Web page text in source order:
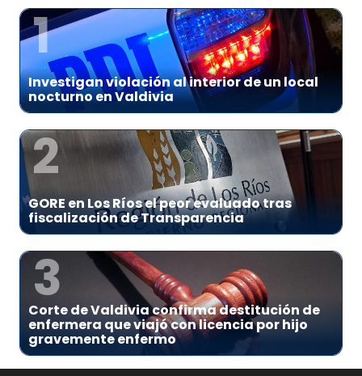
1
Investigan violación al interior de un local
nocturno en Valdivia
2
GORE en Los Ríos el peor evaluado tras
fiscalización de Transparencia
3
Corte de Valdivia confirma destitución de
enfermera que viajó con licencia por hijo
gravemente enfermo